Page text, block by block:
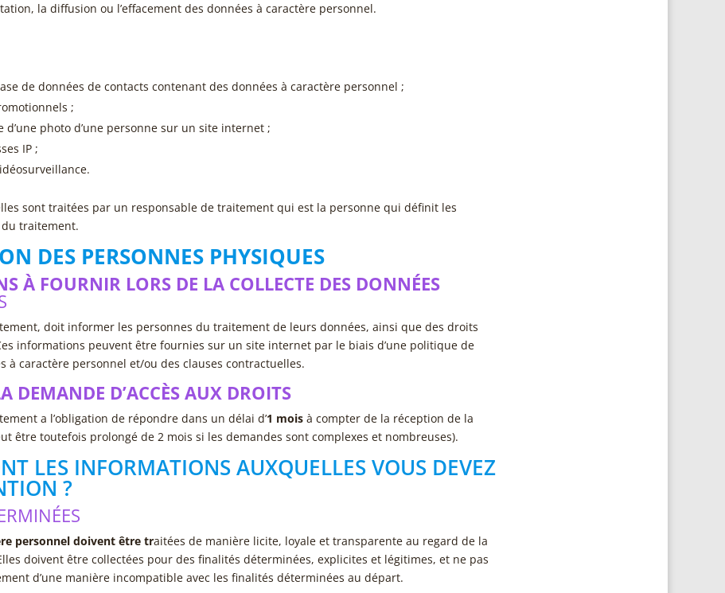
la diffusion ou l’effacement des données à caractère personnel.
de données de contacts contenant des données à caractère personnel ;
;
photo d’une personne sur un site internet ;
IP ;
sont traitées par un responsable de traitement qui est la personne qui définit les
traitement.
DES PERSONNES PHYSIQUES
À FOURNIR LORS DE LA COLLECTE DES DONNÉES
doit informer les personnes du traitement de leurs données, ainsi que des droits
informations peuvent être fournies sur un site internet par le biais d’une politique de
à caractère personnel et/ou des clauses contractuelles.
DEMANDE D’ACCÈS AUX DROITS
a l’obligation de répondre dans un délai d’1 mois à compter de la réception de la
être toutefois prolongé de 2 mois si les demandes sont complexes et nombreuses).
LES INFORMATIONS AUXQUELLES VOUS DEVEZ
?
personnel doivent être traitées de manière licite, loyale et transparente au regard de la
doivent être collectées pour des finalités déterminées, explicites et légitimes, et ne pas
d’une manière incompatible avec les finalités déterminées au départ.